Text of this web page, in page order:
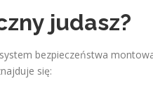
judasz?
bezpieczeństwa
się: